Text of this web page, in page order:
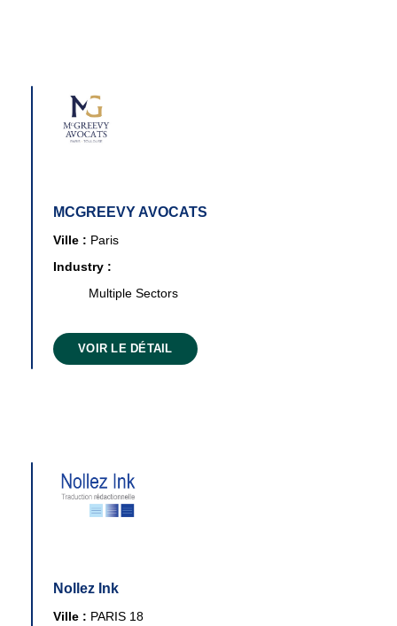
MCGREEVY AVOCATS
Ville : Paris
Industry :
Multiple Sectors
VOIR LE DÉTAIL
Nollez Ink
Ville : PARIS 18